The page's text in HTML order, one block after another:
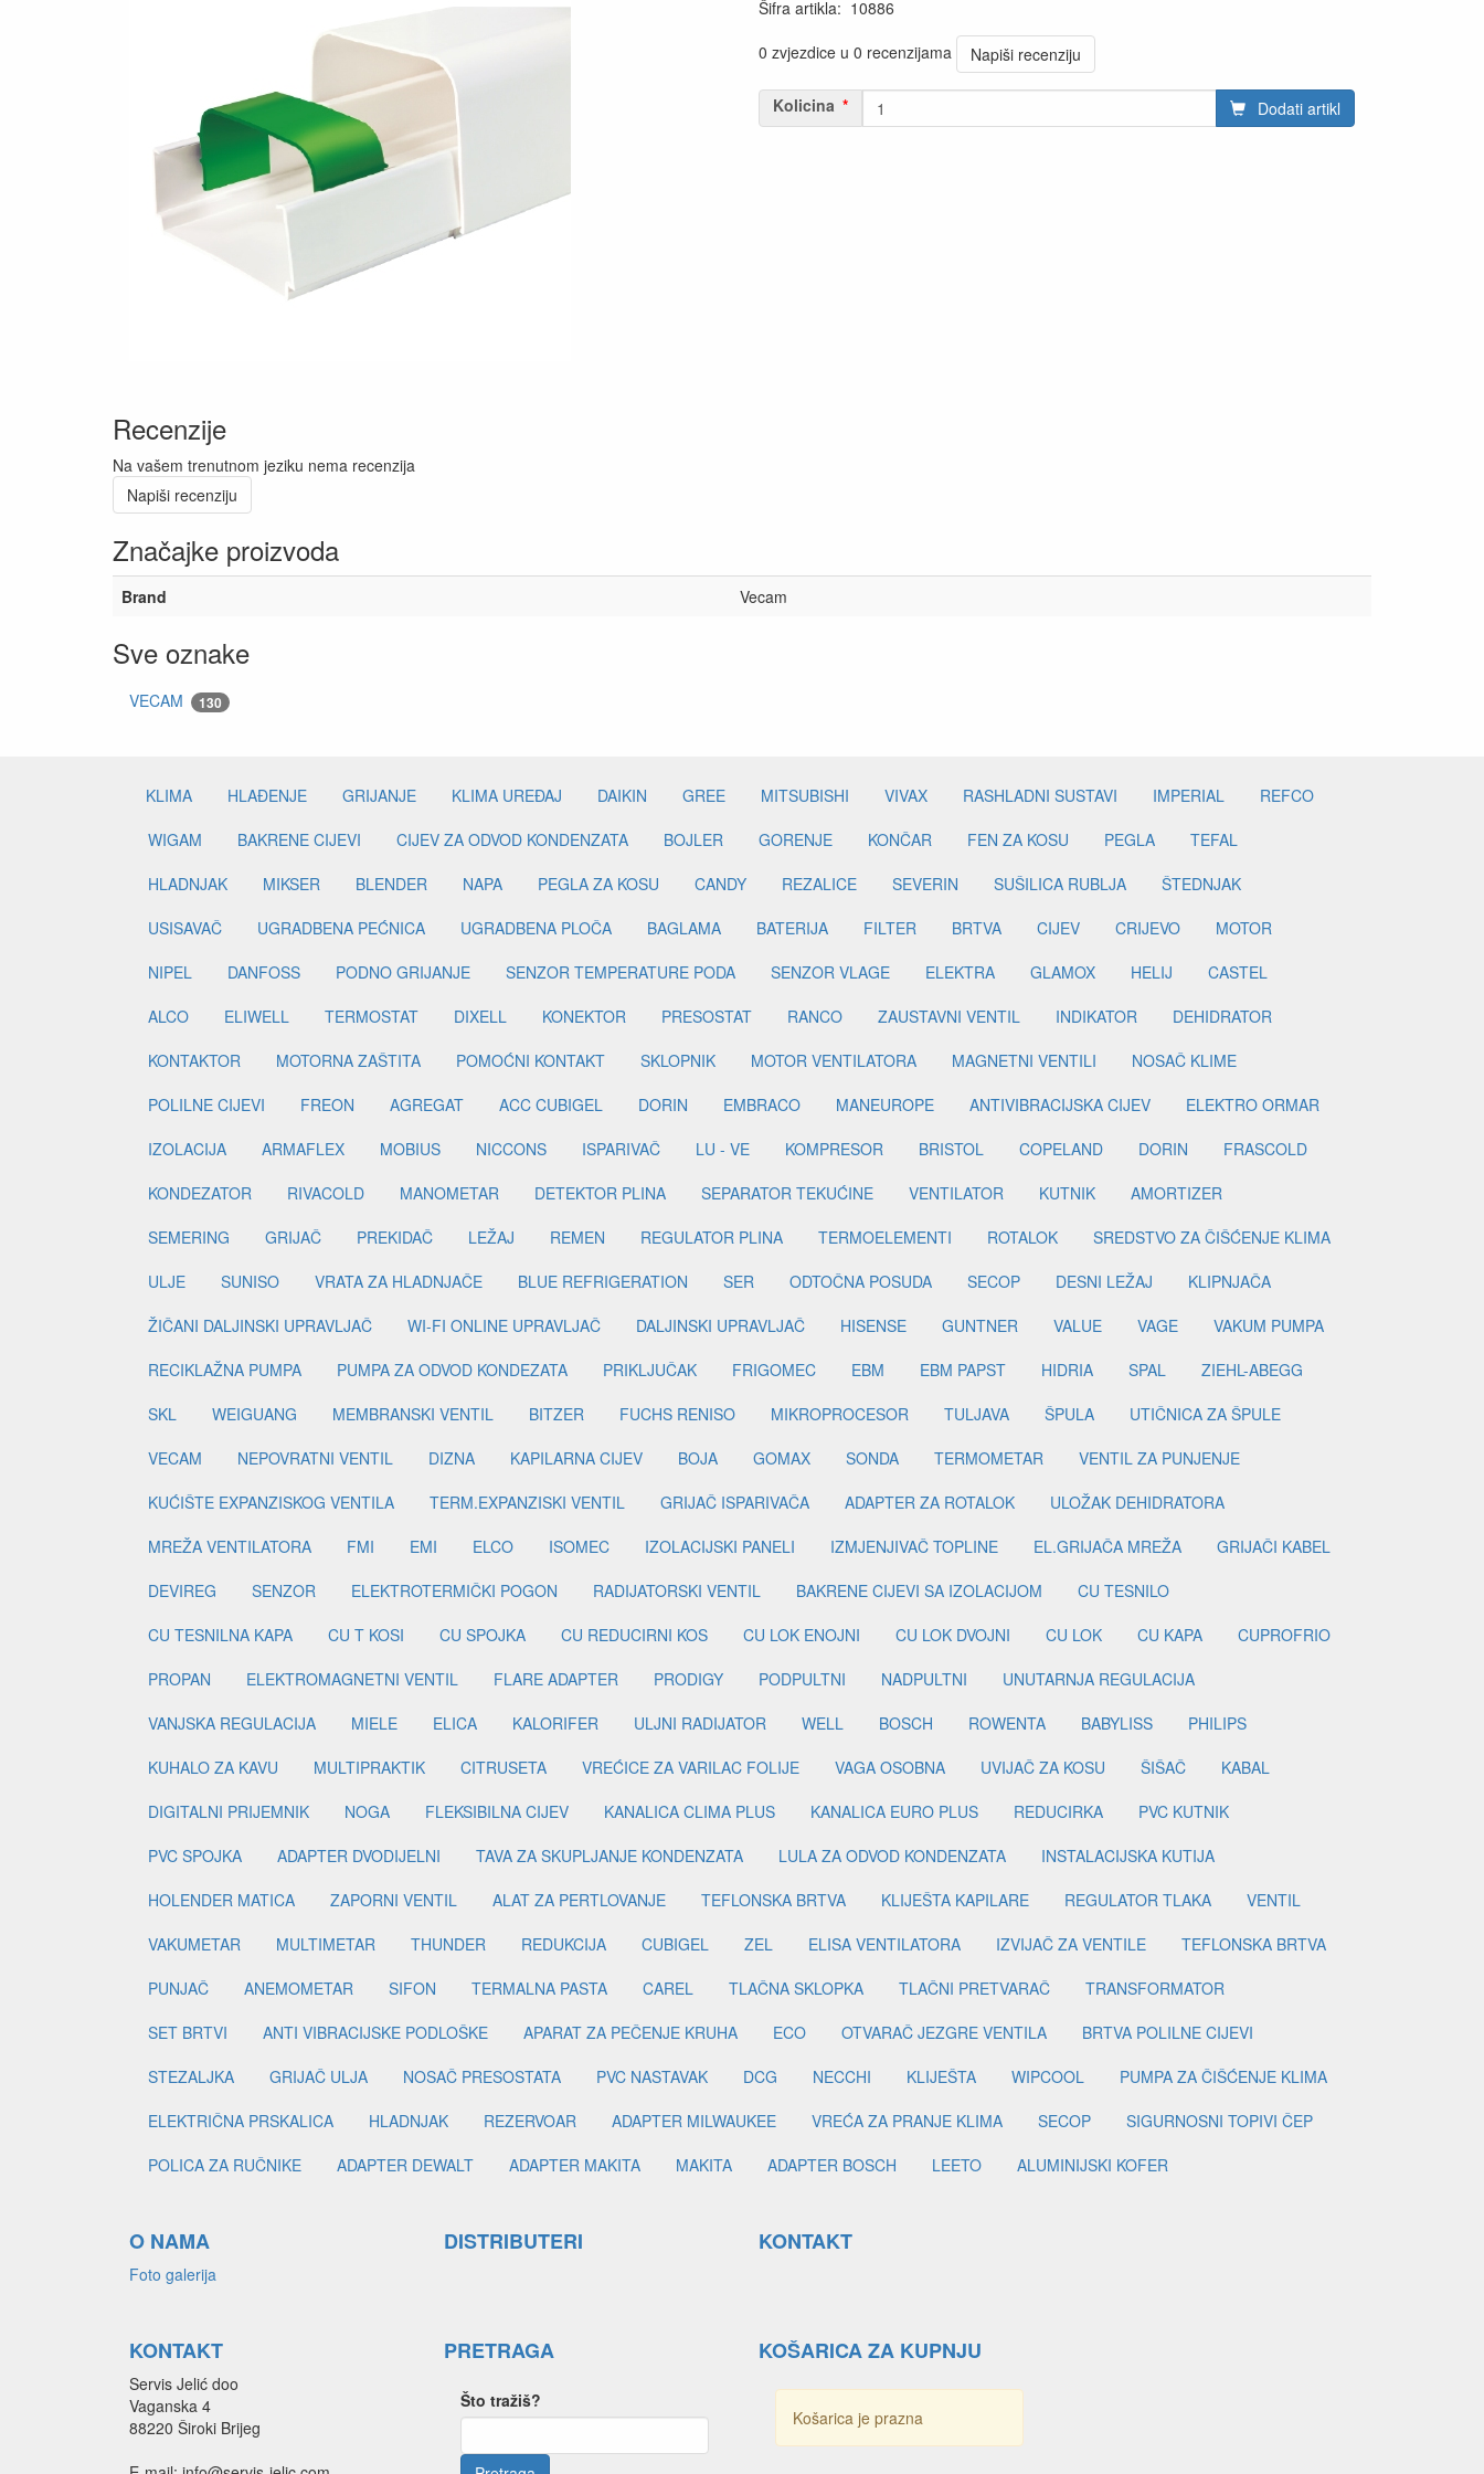
Šifra artikla: 10886
0 zvjezdice u 0 recenzijama
Napiši recenziju
Kolicina Dodati artikl
Recenzije
Na vašem trenutnom jeziku nema recenzija
Napiši recenziju
Značajke proizvoda
Brand Vecam
Sve oznake
VECAM 130
KLIMA HLAĐENJE GRIJANJE KLIMA UREĐAJ DAIKIN GREE MITSUBISHI VIVAX RASHLADNI SUSTAVI IMPERIAL
REFCO
WIGAM
BAKRENE CIJEVI CIJEV ZA ODVOD KONDENZATA BOJLER GORENJE KONČAR FEN ZA KOSU PEGLA
TEFAL
HLADNJAK
MIKSER BLENDER NAPA PEGLA ZA KOSU CANDY REZALICE SEVERIN SUŠILICA RUBLJA
ŠTEDNJAK
USISAVAČ
UGRADBENA PEĆNICA UGRADBENA PLOČA BAGLAMA BATERIJA FILTER BRTVA CIJEV CRIJEVO
MOTOR
NIPEL
DANFOSS PODNO GRIJANJE SENZOR TEMPERATURE PODA SENZOR VLAGE ELEKTRA GLAMOX HELIJ
CASTEL
ALCO
ELIWELL TERMOSTAT DIXELL KONEKTOR PRESOSTAT RANCO ZAUSTAVNI VENTIL INDIKATOR
DEHIDRATOR
KONTAKTOR
MOTORNA ZAŠTITA POMOĆNI KONTAKT SKLOPNIK MOTOR VENTILATORA MAGNETNI VENTILI
NOSAČ KLIME
POLILNE CIJEVI
FREON AGREGAT ACC CUBIGEL DORIN EMBRACO MANEUROPE ANTIVIBRACIJSKA CIJEV
ELEKTRO ORMAR
IZOLACIJA
ARMAFLEX MOBIUS NICCONS ISPARIVAČ LU - VE KOMPRESOR BRISTOL COPELAND DORIN
FRASCOLD
KONDEZATOR
RIVACOLD MANOMETAR DETEKTOR PLINA SEPARATOR TEKUĆINE VENTILATOR KUTNIK
AMORTIZER
SEMERING
GRIJAČ PREKIDAČ LEŽAJ REMEN REGULATOR PLINA TERMOELEMENTI ROTALOK
SREDSTVO ZA ČIŠĆENJE KLIMA
ULJE
SUNISO VRATA ZA HLADNJAČE BLUE REFRIGERATION SER ODTOČNA POSUDA SECOP DESNI LEŽAJ
KLIPNJAČA
ŽIČANI DALJINSKI UPRAVLJAČ
WI-FI ONLINE UPRAVLJAČ DALJINSKI UPRAVLJAČ HISENSE GUNTNER VALUE VAGE
VAKUM PUMPA
RECIKLAŽNA PUMPA
PUMPA ZA ODVOD KONDEZATA PRIKLJUČAK FRIGOMEC EBM EBM PAPST HIDRIA SPAL
ZIEHL-ABEGG
SKL
WEIGUANG MEMBRANSKI VENTIL BITZER FUCHS RENISO MIKROPROCESOR TULJAVA ŠPULA
UTIČNICA ZA ŠPULE
VECAM
NEPOVRATNI VENTIL DIZNA KAPILARNA CIJEV BOJA GOMAX SONDA TERMOMETAR
VENTIL ZA PUNJENJE
KUĆIŠTE EXPANZISKOG VENTILA
TERM.EXPANZISKI VENTIL GRIJAČ ISPARIVAČA ADAPTER ZA ROTALOK
ULOŽAK DEHIDRATORA
MREŽA VENTILATORA
FMI EMI ELCO ISOMEC IZOLACIJSKI PANELI IZMJENJIVAČ TOPLINE EL.GRIJAČA MREŽA
GRIJAČI KABEL
DEVIREG
SENZOR ELEKTROTERMIČKI POGON RADIJATORSKI VENTIL BAKRENE CIJEVI SA IZOLACIJOM
CU TESNILO
CU TESNILNA KAPA
CU T KOSI CU SPOJKA CU REDUCIRNI KOS CU LOK ENOJNI CU LOK DVOJNI CU LOK CU KAPA
CUPROFRIO
PROPAN
ELEKTROMAGNETNI VENTIL FLARE ADAPTER PRODIGY PODPULTNI NADPULTNI
UNUTARNJA REGULACIJA
VANJSKA REGULACIJA
MIELE ELICA KALORIFER ULJNI RADIJATOR WELL BOSCH ROWENTA BABYLISS
PHILIPS
KUHALO ZA KAVU
MULTIPRAKTIK CITRUSETA VREĆICE ZA VARILAC FOLIJE VAGA OSOBNA UVIJAČ ZA KOSU ŠIŠAČ
KABAL
DIGITALNI PRIJEMNIK
NOGA FLEKSIBILNA CIJEV KANALICA CLIMA PLUS KANALICA EURO PLUS REDUCIRKA
PVC KUTNIK
PVC SPOJKA
ADAPTER DVODIJELNI TAVA ZA SKUPLJANJE KONDENZATA LULA ZA ODVOD KONDENZATA
INSTALACIJSKA KUTIJA
HOLENDER MATICA
ZAPORNI VENTIL ALAT ZA PERTLOVANJE TEFLONSKA BRTVA KLIJEŠTA KAPILARE REGULATOR TLAKA
VENTIL
VAKUMETAR
MULTIMETAR THUNDER REDUKCIJA CUBIGEL ZEL ELISA VENTILATORA IZVIJAČ ZA VENTILE
TEFLONSKA BRTVA
PUNJAČ
ANEMOMETAR SIFON TERMALNA PASTA CAREL TLAČNA SKLOPKA TLAČNI PRETVARAČ
TRANSFORMATOR
SET BRTVI
ANTI VIBRACIJSKE PODLOŠKE APARAT ZA PEČENJE KRUHA ECO OTVARAČ JEZGRE VENTILA
BRTVA POLILNE CIJEVI
STEZALJKA
GRIJAČ ULJA NOSAČ PRESOSTATA PVC NASTAVAK DCG NECCHI KLIJEŠTA WIPCOOL
PUMPA ZA ČIŠĆENJE KLIMA
ELEKTRIČNA PRSKALICA
HLADNJAK REZERVOAR ADAPTER MILWAUKEE VREĆA ZA PRANJE KLIMA SECOP
SIGURNOSNI TOPIVI ČEP
POLICA ZA RUČNIKE
ADAPTER DEWALT ADAPTER MAKITA MAKITA ADAPTER BOSCH LEETO ALUMINIJSKI KOFER
O NAMA
Foto galerija
DISTRIBUTERI KONTAKT
KONTAKT
Servis Jelić doo
Vaganska 4
88220 Široki Brijeg
PRETRAGA
Što tražiš?
KOŠARICA ZA KUPNJU
Košarica je prazna